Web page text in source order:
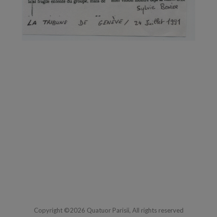
Copyright ©2026 Quatuor Parisii, All rights reserved